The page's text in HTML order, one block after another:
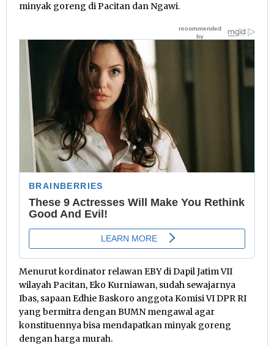
minyak goreng di Pacitan dan Ngawi.
Menurut kordinator relawan EBY di Dapil Jatim VII
wilayah Pacitan, Eko Kurniawan, sudah sewajarnya
Ibas, sapaan Edhie Baskoro anggota Komisi VI DPR RI
yang bermitra dengan BUMN mengawal agar
konstituennya bisa mendapatkan minyak goreng
dengan harga murah.